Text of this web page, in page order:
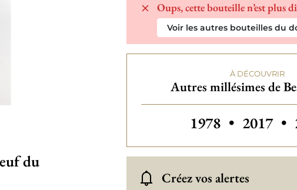
Oups, cette bouteille n’est plus
Voir les autres bouteilles du
À DÉCOUVRIR
Autres millésimes de
Autres
1978 • Autres
2017 •
Créez vos alertes
du